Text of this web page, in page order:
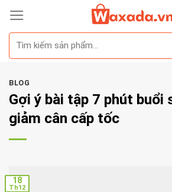
Skip
content
BLOG
Gợi ý bài tập 7 phút buổi
giảm cân cấp tốc
18
Th12